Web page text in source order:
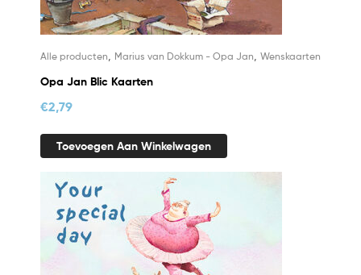
Alle producten Marius van Dokkum - Opa Jan Wenskaarten
Opa Jan Blic Kaarten
€2,79
Toevoegen Aan Winkelwagen